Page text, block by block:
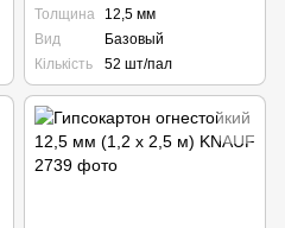
Толщина
12,5 мм
Вид
Базовый
Кількість
52 шт/пал